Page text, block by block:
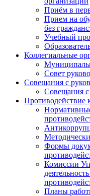
Приём в
Прием на
без
Учебный
Коллегиальные
Совет
Совещания с
Совещания
Противодействие
Формы
Комиссии
Планы